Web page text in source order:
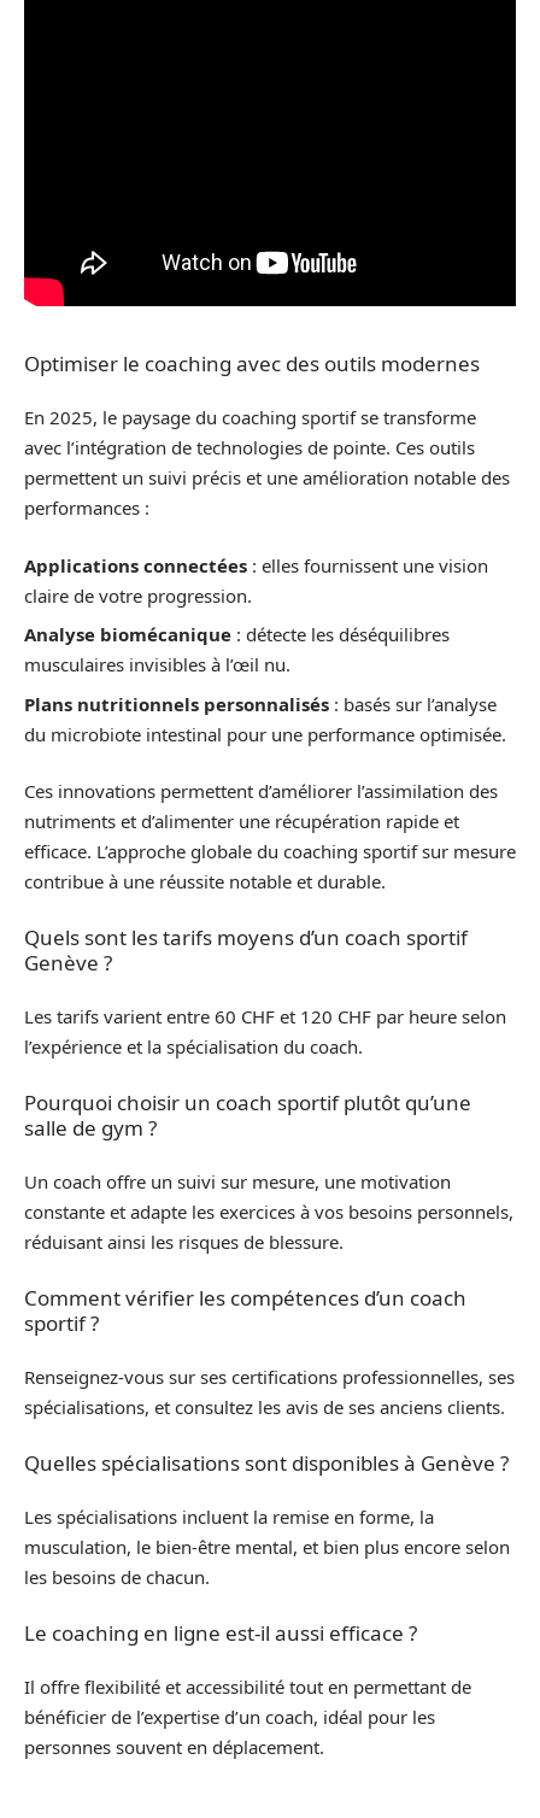
Optimiser le coaching avec des outils modernes
En 2025, le paysage du coaching sportif se transforme
avec l’intégration de technologies de pointe. Ces outils
permettent un suivi précis et une amélioration notable des
performances :
Applications connectées : elles fournissent une vision
claire de votre progression.
Analyse biomécanique : détecte les déséquilibres
musculaires invisibles à l’œil nu.
Plans nutritionnels personnalisés : basés sur l’analyse
du microbiote intestinal pour une performance optimisée.
Ces innovations permettent d’améliorer l’assimilation des
nutriments et d’alimenter une récupération rapide et
efficace. L’approche globale du coaching sportif sur mesure
contribue à une réussite notable et durable.
Quels sont les tarifs moyens d’un coach sportif
Genève ?
Les tarifs varient entre 60 CHF et 120 CHF par heure selon
l’expérience et la spécialisation du coach.
Pourquoi choisir un coach sportif plutôt qu’une
salle de gym ?
Un coach offre un suivi sur mesure, une motivation
constante et adapte les exercices à vos besoins personnels,
réduisant ainsi les risques de blessure.
Comment vérifier les compétences d’un coach
sportif ?
Renseignez-vous sur ses certifications professionnelles, ses
spécialisations, et consultez les avis de ses anciens clients.
Quelles spécialisations sont disponibles à Genève ?
Les spécialisations incluent la remise en forme, la
musculation, le bien-être mental, et bien plus encore selon
les besoins de chacun.
Le coaching en ligne est-il aussi efficace ?
Il offre flexibilité et accessibilité tout en permettant de
bénéficier de l’expertise d’un coach, idéal pour les
personnes souvent en déplacement.